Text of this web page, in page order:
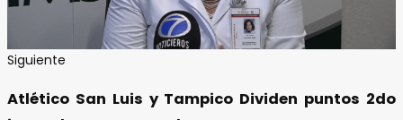
Siguiente
Atlético San Luis y Tampico Dividen puntos 2do